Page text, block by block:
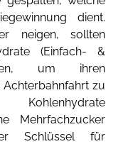
dient.
neigen, sollten
(Einfach- &
um ihren
zu
Mehrfachzucker
Schlüssel für